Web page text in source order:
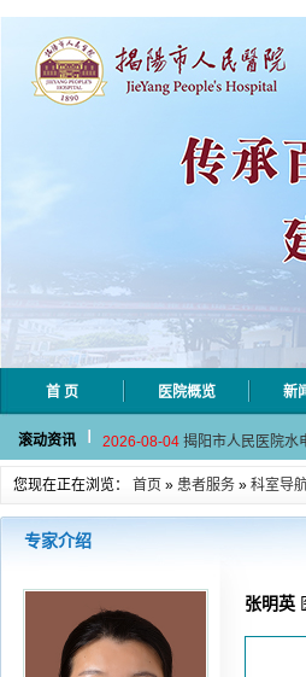
首 页 医院概览 新
滚动资讯
2026-08-06 揭阳市人民医院采
2026-08-04 揭阳市人民医院水
2026-07-31 学术聚力！妇儿分
2026-07-31 以学术聚合力 | 运
2026-07-31 大咖云集探内科前
2026-07-31
学术聚力！妇儿
2026-07-31
以学术聚合力 | 运
您现在正在浏览： 首页 » 患者服务 » 科室导
专家介绍
张明英